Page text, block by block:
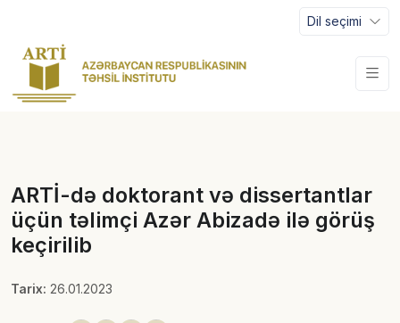
Dil seçimi
ARTİ-də doktorant və dissertantlar
üçün təlimçi Azər Abizadə ilə görüş
keçirilib
Tarix: 26.01.2023